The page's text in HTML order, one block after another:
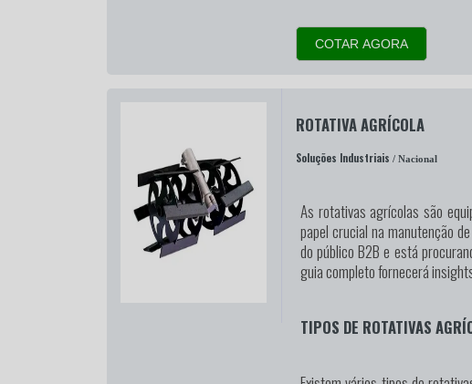
COTAR AGORA
ROTATIVA AGRÍCOLA
Soluções Industriais / Nacional
As rotativas agrícolas são
papel crucial na manutenção
do público B2B e está
guia completo fornecerá
TIPOS DE ROTATIVAS